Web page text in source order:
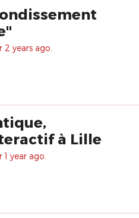
years ago.
à Lille
year ago.